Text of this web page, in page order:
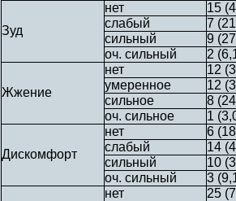
Зуд
нет
15
слабый
7
сильный
9
оч. сильный
2
Жжение
нет
12
умеренное
12
сильное
8
оч. сильное
1
Дискомфорт
нет
6
слабый
14
сильный
10
оч. сильный
3
нет
25